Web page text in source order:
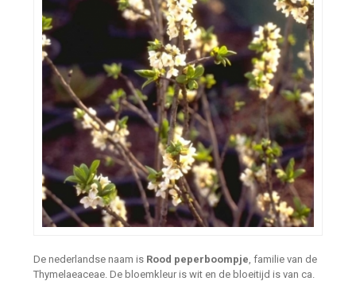
De nederlandse naam is Rood peperboompje , familie van de
Thymelaeaceae. De bloemkleur is wit en de bloeitijd is van ca.